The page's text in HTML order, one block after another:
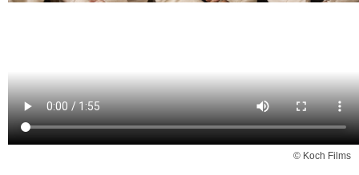
© Koch Films